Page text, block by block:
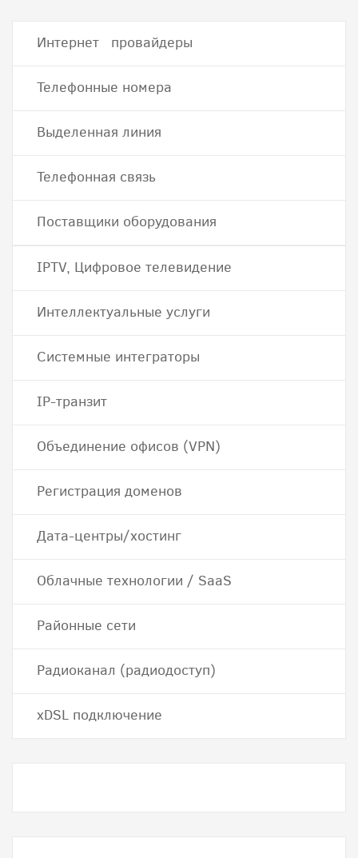
Интернет провайдеры
Телефонные номера
Выделенная линия
Телефонная связь
Поставщики оборудования
IPTV, Цифровое телевидение
Интеллектуальные услуги
Системные интеграторы
IP-транзит
Объединение офисов (VPN)
Регистрация доменов
Дата-центры/хостинг
Облачные технологии / SaaS
Районные сети
Радиоканал (радиодоступ)
хDSL подключение